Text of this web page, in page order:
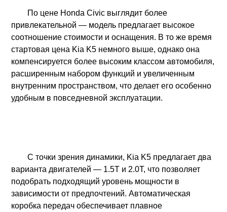
По цене Honda Civic выглядит более
привлекательной — модель предлагает высокое
соотношение стоимости и оснащения. В то же время
стартовая цена Kia K5 немного выше, однако она
компенсируется более высоким классом автомобиля,
расширенным набором функций и увеличенным
внутренним пространством, что делает его особенно
удобным в повседневной эксплуатации.
С точки зрения динамики, Kia K5 предлагает два
варианта двигателей — 1.5T и 2.0T, что позволяет
подобрать подходящий уровень мощности в
зависимости от предпочтений. Автоматическая
коробка передач обеспечивает плавное